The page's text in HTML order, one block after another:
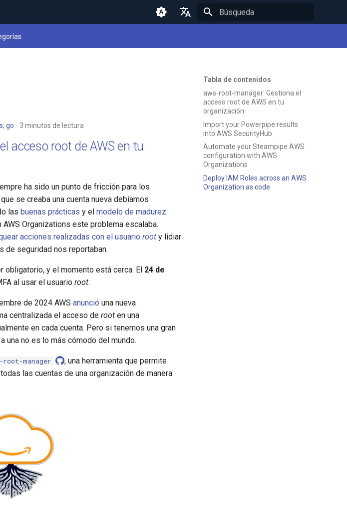
Tabla de contenidos
aws-root-manager: Gestiona el
acceso root de AWS en tu
organización
Import your Powerpipe results
into AWS SecurityHub
Automate your Steampipe AWS
configuration with AWS
Organizations
Deploy IAM Roles across an AWS
Organization as code
, go 3 minutos de lectura
acceso root de AWS en tu
ha sido un punto de fricción para los
se creaba una cuenta nueva debíamos
las buenas prácticas y el modelo de madurez.
Organizations este problema escalaba.
acciones realizadas con el usuario root y lidiar
de seguridad nos reportaban.
obligatorio, y el momento está cerca. El 24 de
al usar el usuario root.
de 2024 AWS anunció una nueva
centralizada el acceso de root en una
en cada cuenta. Pero si tenemos una gran
una no es lo más cómodo del mundo.
root-manager
, una herramienta que permite
las cuentas de una organización de manera